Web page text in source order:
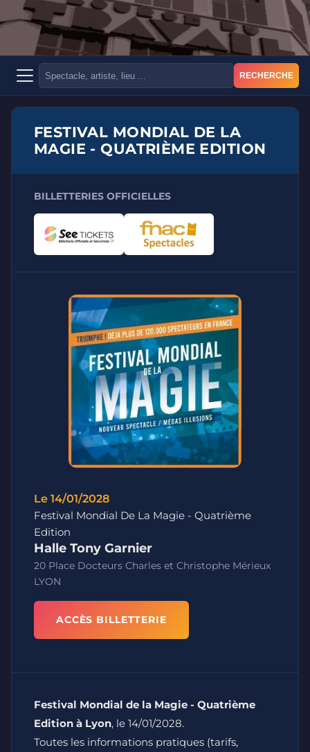
RECHERCHE
FESTIVAL MONDIAL DE LA
MAGIE - QUATRIÈME EDITION
BILLETTERIES OFFICIELLES
Le 14/01/2028
Festival Mondial De La Magie - Quatrième
Edition
Halle Tony Garnier
20 Place Docteurs Charles et Christophe Mérieux
LYON
ACCÈS BILLETTERIE
Festival Mondial de la Magie - Quatrième
Edition à Lyon, le 14/01/2028.
Toutes les informations pratiques (tarifs,